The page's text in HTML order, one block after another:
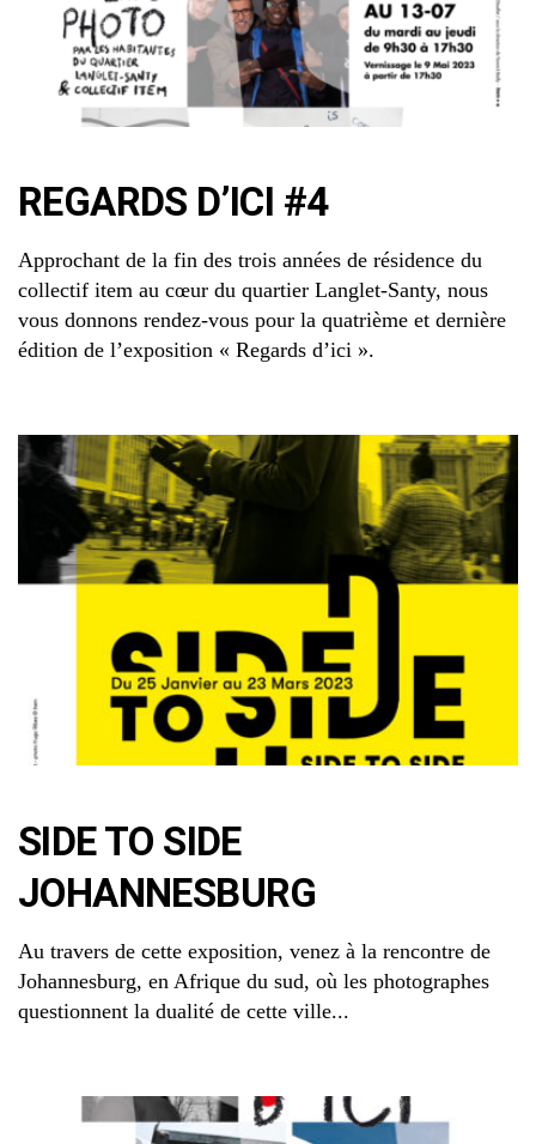
REGARDS D’ICI #4
Approchant de la fin des trois années de résidence du
collectif item au cœur du quartier Langlet-Santy, nous
vous donnons rendez-vous pour la quatrième et dernière
édition de l’exposition « Regards d’ici ».
SIDE TO SIDE
JOHANNESBURG
Au travers de cette exposition, venez à la rencontre de
Johannesburg, en Afrique du sud, où les photographes
questionnent la dualité de cette ville...